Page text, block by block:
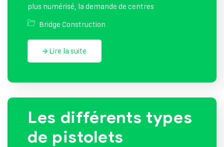
plus numérisé, la demande de centres
Bridge Construction
Lire la suite
Les différents types
de pistolets